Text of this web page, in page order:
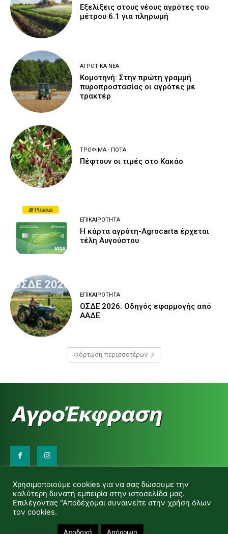
Εξελίξεις στους νέους αγρότες του
μέτρου 6.1 για πληρωμή
ΑΓΡΟΤΙΚΆ ΝΈΑ
Κομοτηνή: Στην πρώτη γραμμή
πυροπροστασίας οι αγρότες με
τρακτέρ
ΤΡΌΦΙΜΑ - ΠΟΤΆ
Πέφτουν οι τιμές στο Κακάο
ΕΠΙΚΑΙΡΌΤΗΤΑ
Η κάρτα αγρότη-Agrocarta έρχεται
τέλη Αυγούστου
ΕΠΙΚΑΙΡΌΤΗΤΑ
ΟΣΔΕ 2026: Οδηγός εφαρμογής από
ΑΑΔΕ
Φόρτωση περισσοτέρων
d.makas@yahoo.gr
info@agrofitro.gr
Μακάς Ντίνος
Χρησιμοποιούμε cookies για να σας δώσουμε την
καλύτερη δυνατή εμπειρία στην ιστοσελίδα μας.
Επιλέγοντας "Αποδέχομαι συναινείτε στην χρήση όλων
τον cookies.
Αποδοχή Απόρριψη